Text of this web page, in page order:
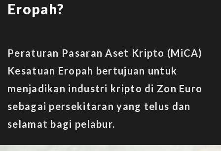
Eropah?
Peraturan Pasaran Aset Kripto (MiCA)
Kesatuan Eropah bertujuan untuk
menjadikan industri kripto di Zon Euro
sebagai persekitaran yang telus dan
selamat bagi pelabur.